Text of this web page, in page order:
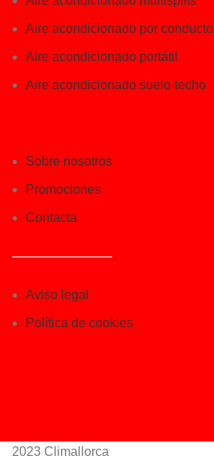
Aire acondicionado por conducto
Aire acondicionado portátil
Aire acondicionado suelo-techo
Sobre nosotros
Promociones
Contacta
Aviso legal
Política de cookies
2023 Climallorca